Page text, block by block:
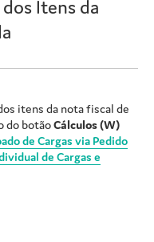
Itens da
itens da nota fiscal de
do botãoCálculos (W)
de Cargas via Pedido
de Cargas e